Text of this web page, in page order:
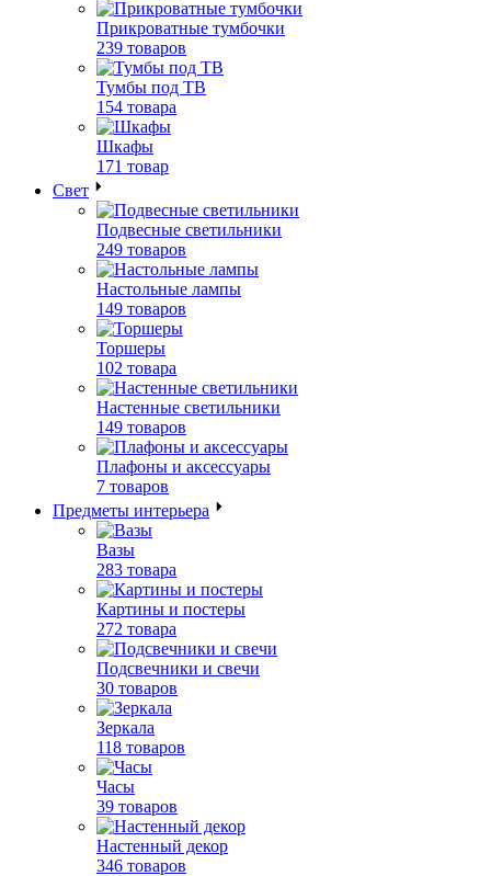
Прикроватные тумбочки
239 товаров
Тумбы под ТВ
154 товара
Шкафы
171 товар
Свет
Подвесные светильники
249 товаров
Настольные лампы
149 товаров
Торшеры
102 товара
Настенные светильники
149 товаров
Плафоны и аксессуары
7 товаров
Предметы интерьера
Вазы
283 товара
Картины и постеры
272 товара
Подсвечники и свечи
30 товаров
Зеркала
118 товаров
Часы
39 товаров
Настенный декор
346 товаров